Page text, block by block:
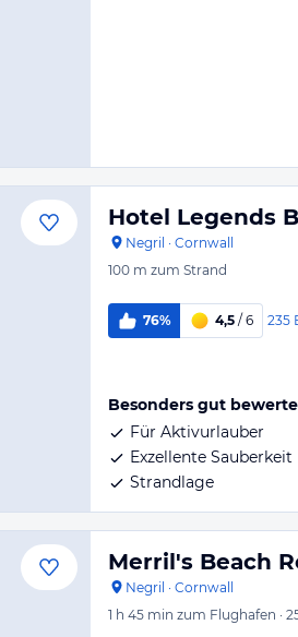
Hotel Legends
Negril · Cornwall
100 m zum Strand
76% 4,5 / 6 235
Besonders gut
Für Aktivurlauber
Exzellente Sauberkeit
Strandlage
Merril's Beach
Negril · Cornwall
1 h 45 min zum Flughafen ·